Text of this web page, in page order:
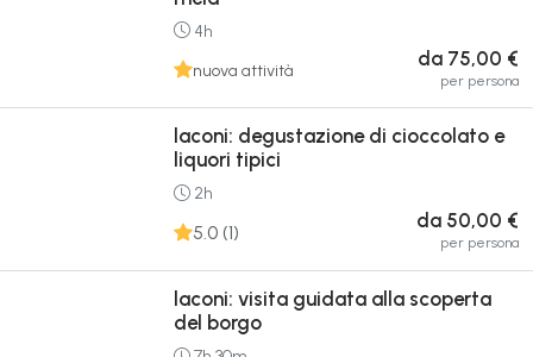
4h
nuova attività
da 75,00 €
per persona
laconi: degustazione di cioccolato e
liquori tipici
2h
5.0 (1) da 50,00 €
per persona
laconi: visita guidata alla scoperta
del borgo